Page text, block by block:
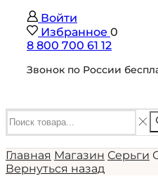
Войти
Избранное 0
8 800 700 61 12
Звонок по России
Главная Магазин Серьги
Вернуться назад